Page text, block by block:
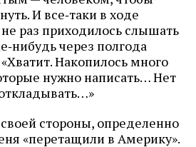
И все‑таки в ходе
раз приходилось слышать
через полгода
Накопилось много
нужно написать… Нет
стороны, определенно
«перетащили в Америку».